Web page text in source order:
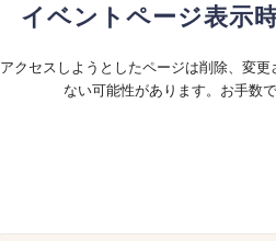
イベントページ表示
アクセスしようとしたページは削除、変
ない可能性があります。お手数